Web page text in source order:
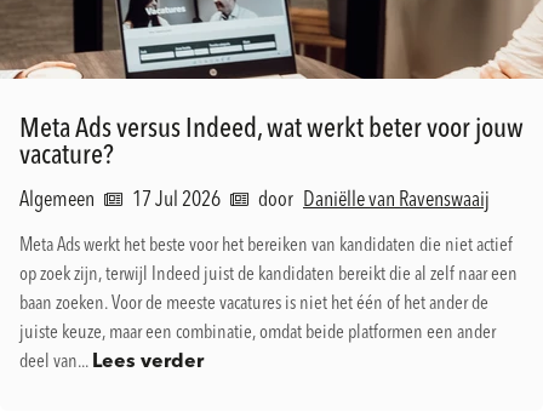
Meta Ads versus Indeed, wat werkt beter voor jouw
vacature?
Algemeen 17 Jul 2026 door Daniëlle van Ravenswaaij
Meta Ads werkt het beste voor het bereiken van kandidaten die niet actief
op zoek zijn, terwijl Indeed juist de kandidaten bereikt die al zelf naar een
baan zoeken. Voor de meeste vacatures is niet het één of het ander de
juiste keuze, maar een combinatie, omdat beide platformen een ander
deel van... Lees verder